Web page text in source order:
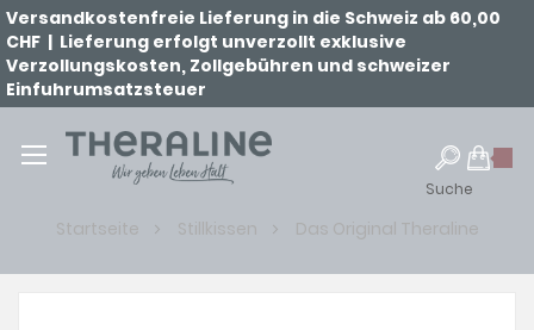
Versandkostenfreie Lieferung in die Schweiz ab 60,00
CHF | Lieferung erfolgt unverzollt exklusive
Verzollungskosten, Zollgebühren und schweizer
Einfuhrumsatzsteuer
Suche
Startseite Stillkissen Das Original Theraline